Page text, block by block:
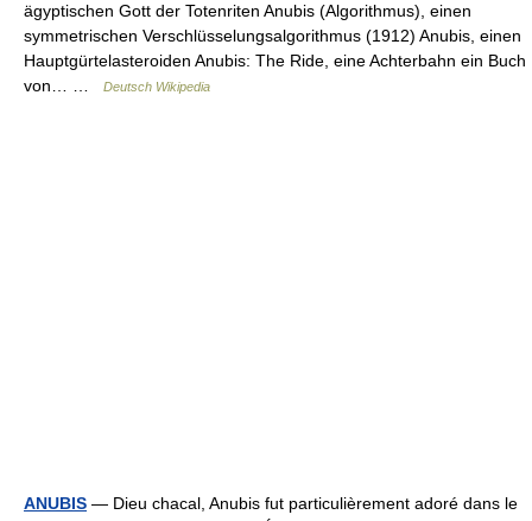
ägyptischen Gott der Totenriten Anubis (Algorithmus), einen
symmetrischen Verschlüsselungsalgorithmus (1912) Anubis, einen
Hauptgürtelasteroiden Anubis: The Ride, eine Achterbahn ein Buch
von… …
Deutsch Wikipedia
ANUBIS — Dieu chacal, Anubis fut particulièrement adoré dans le